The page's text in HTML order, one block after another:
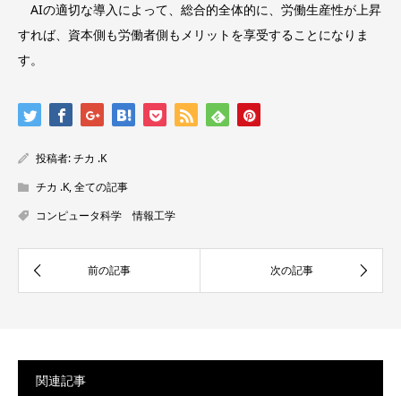
AIの適切な導入によって、総合的全体的に、労働生産性が上昇
すれば、資本側も労働者側もメリットを享受することになりま
す。
投稿者:チカ .K
チカ .K,全ての記事
コンピュータ科学 情報工学
関連記事